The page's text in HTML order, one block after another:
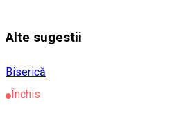
Alte sugestii
Biserică
Închis